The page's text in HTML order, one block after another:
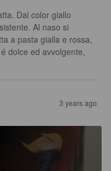
Dal color giallo
Al naso si
a pasta gialla e rossa,
dolce ed avvolgente,
3 years ago